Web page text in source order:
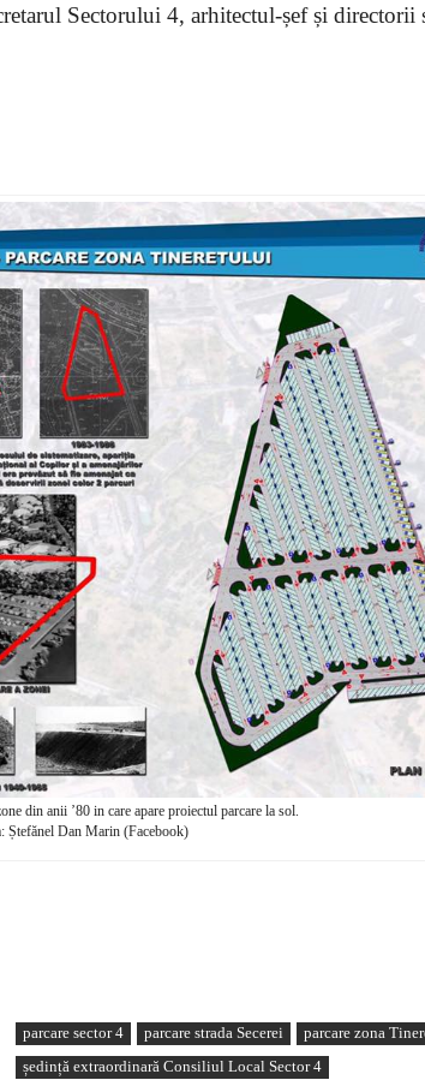
Sectorului 4, arhitectul-șef și directorii
din anii ’80 in care apare proiectul parcare la sol.
Ștefănel Dan Marin (Facebook)
parcare sector 4 parcare strada Secerei
parcare zona
ședință extraordinară Consiliul Local Sector 4